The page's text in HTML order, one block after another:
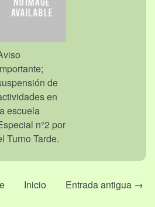
de
en
escuela
n°2 por
Turno Tarde.
Entrada antigua →
Inicio